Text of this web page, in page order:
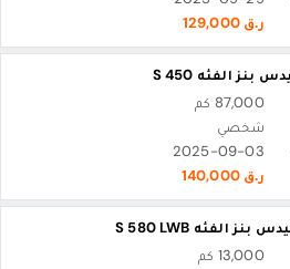
ر.ق 129,000
87,000 كم
شخصي
2025-09-03
ر.ق 140,000
13,000 كم